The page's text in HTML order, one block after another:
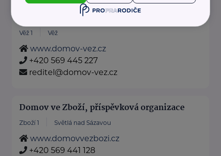
Domov ve Věži, příspěvková organizace
Věž 1 Věž
www.domov-vez.cz
+420 569 445 227
reditel@domov-vez.cz
Domov ve Zboží, příspěvková organizace
Zboží 1 Světlá nad Sázavou
www.domovvezbozi.cz
+420 569 441 128